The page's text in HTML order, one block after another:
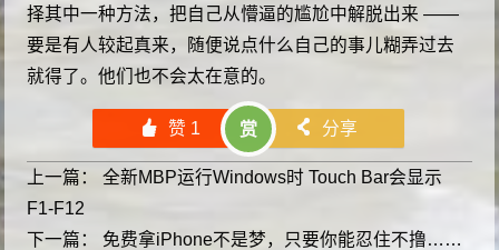
择其中一种方法，把自己从懵逼的尴尬中解脱出来 ——
要是有人较起真来，随便说点什么自己的事儿糊弄过去
就得了。他们也不会太在意的。
󰄼 赞 1 赏 󰄯 分享
上一篇：全新MBP运行Windows时 Touch Bar会显示
F1-F12
下一篇： 免费拿iPhone不是梦，只要你能忍住不撸……